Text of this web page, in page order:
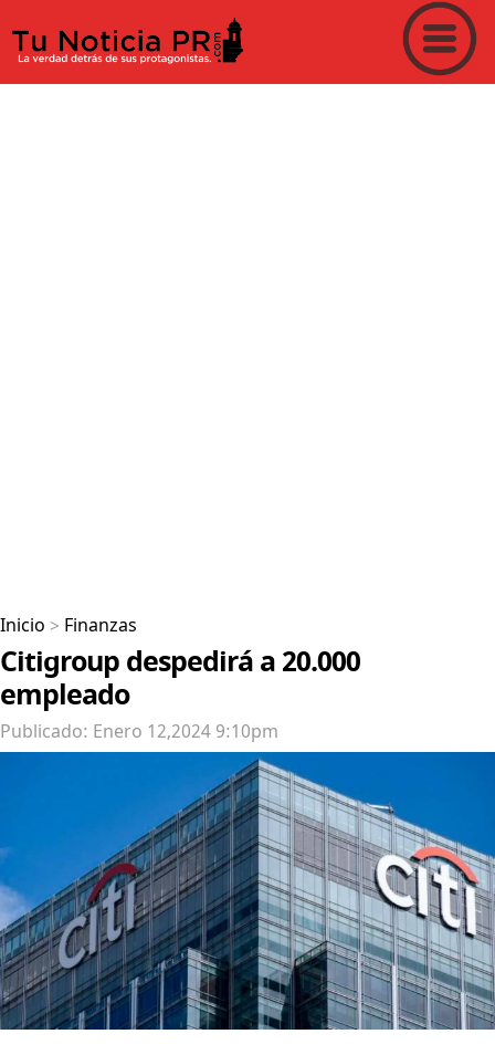
Inicio > Finanzas
Citigroup despedirá a 20.000
empleado
Publicado: Enero 12,2024 9:10pm